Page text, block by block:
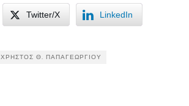
Twitter/X LinkedIn
ΧΡΉΣΤΟΣ Θ. ΠΑΠΑΓΕΩΡΓΊΟΥ